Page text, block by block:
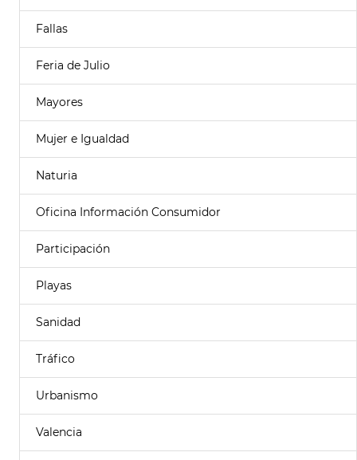
Fallas
Feria de Julio
Mayores
Mujer e Igualdad
Naturia
Oficina Información Consumidor
Participación
Playas
Sanidad
Tráfico
Urbanismo
Valencia